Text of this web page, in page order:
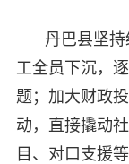
丹巴县坚
工全员下沉，
题；加大财政
动，直接撬动
目、对口支援